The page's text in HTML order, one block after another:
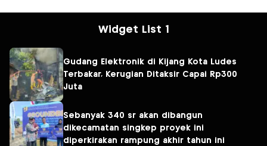
Widget List 1
Gudang Elektronik di Kijang Kota Ludes
Terbakar, Kerugian Ditaksir Capai Rp300
Juta
Sebanyak 340 sr akan dibangun
dikecamatan singkep proyek ini
diperkirakan rampung akhir tahun ini